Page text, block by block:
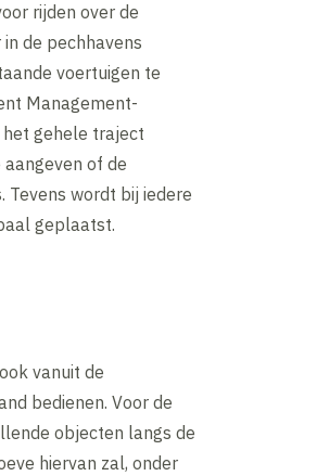
rijden over de
de pechhavens
voertuigen te
Management-
gehele traject
of de
Tevens wordt bij iedere
geplaatst.
vanuit de
bedienen. Voor de
objecten langs de
hiervan zal, onder